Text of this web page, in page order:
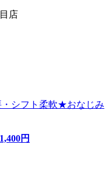
店
・シフト柔軟★おなじみ
1,400円